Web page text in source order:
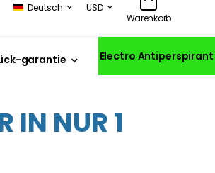
Deutsch
USD
Warenkorb
garantie Electro
IN NUR 1